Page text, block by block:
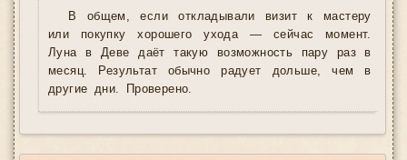
В общем, если откладывали визит к мастеру
или покупку хорошего ухода — сейчас момент.
Луна в Деве даёт такую возможность пару раз в
месяц. Результат обычно радует дольше, чем в
другие дни. Проверено.